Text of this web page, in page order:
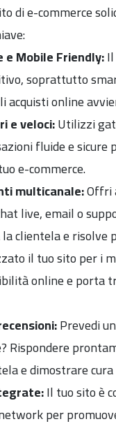
di e-commerce
e Mobile Friendly:
soprattutto
acquisti online
e veloci:Utilizzi
fluide e
e-commerce.
multicanale:Offri
live, email o
clientela e
il tuo sito per i
online e porta
Prevedi
Rispondere
e dimostrare
Il tuo sito è
per